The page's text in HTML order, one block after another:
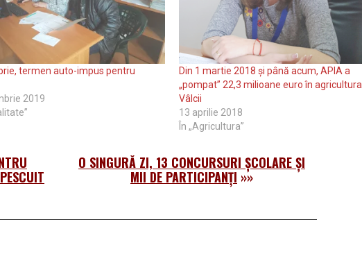
termen auto-impus pentru
2019
Din 1 martie 2018 și până acum, APIA a
„pompat” 22,3 milioane euro în agricultura
Vâlcii
13 aprilie 2018
În „Agricultura”
O SINGURĂ ZI, 13 CONCURSURI ȘCOLARE ȘI
MII DE PARTICIPANȚI »»